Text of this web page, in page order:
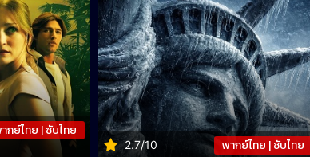
กย์ไทย | ซับไทย
2.7/10 พากย์ไทย | ซับไทย